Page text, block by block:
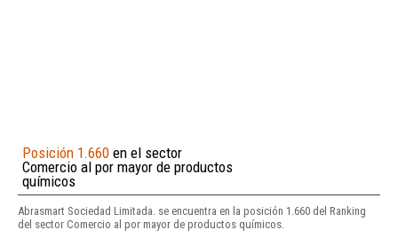
Posición 1.660 en el sector
Comercio al por mayor de productos
químicos
Abrasmart Sociedad Limitada. se encuentra en la posición 1.660 del Ranking
del sector Comercio al por mayor de productos químicos.